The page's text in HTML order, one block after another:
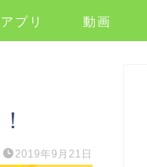
アプリ 動画
2019年9月21日